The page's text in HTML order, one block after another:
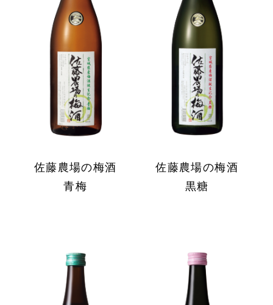
佐藤農場の梅酒
青梅
佐藤農場の梅酒
黒糖